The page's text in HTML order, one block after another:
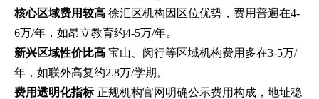
核心区域费用较高 徐汇区机构因区位优势，费用普遍在4-
6万/年，如昂立教育约4-5万/年。
新兴区域性价比高 宝山、闵行等区域机构费用多在3-5万/
年，如联外高复约2.8万/学期。
费用透明化指标正规机构官网明确公示费用构成，地址稳